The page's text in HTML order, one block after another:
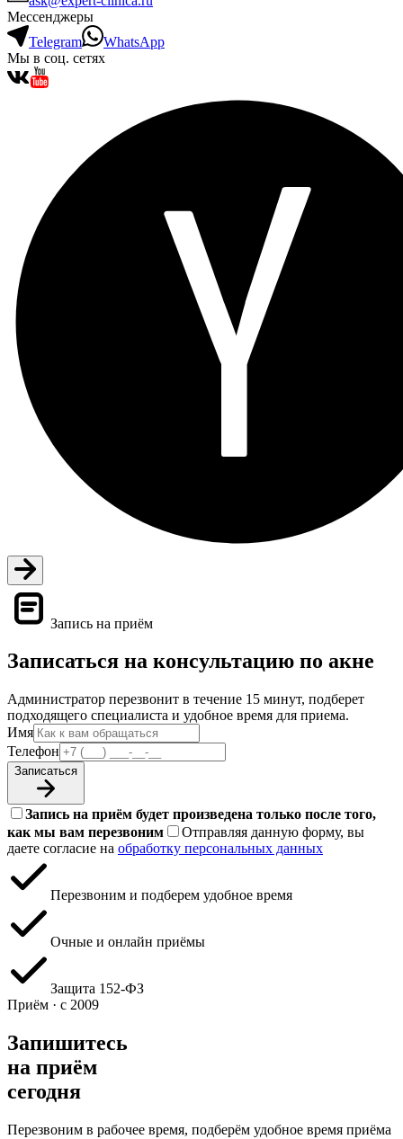
Мессенджеры
Telegram
WhatsApp
Мы в соц. сетях
Запись на приём
Записаться на консультацию по акне
Администратор перезвонит в течение 15 минут, подберет
подходящего специалиста и удобное время для приема.
Имя
Телефон
Записаться
Запись на приём будет произведена только после того,
как мы вам перезвоним
Отправляя данную форму, вы
даете согласие на обработку персональных данных
Перезвоним и подберем удобное время
Очные и онлайн приёмы
Защита 152‑ФЗ
Приём · с 2009
Запишитесь
на приём
сегодня
Перезвоним в рабочее время, подберём удобное время приёма